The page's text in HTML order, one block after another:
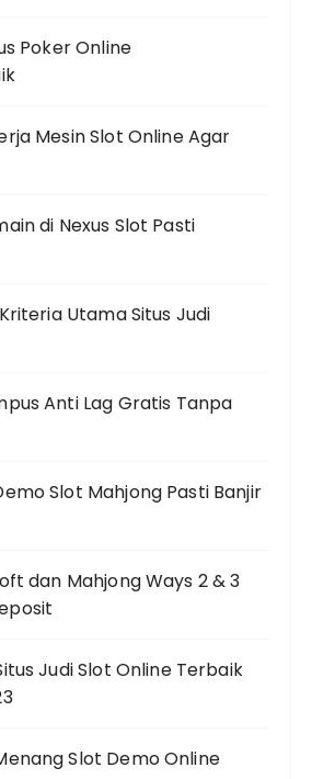
Poker Online
Mesin Slot Online Agar
di Nexus Slot Pasti
Utama Situs Judi
Anti Lag Gratis Tanpa
Slot Mahjong Pasti Banjir
dan Mahjong Ways 2 & 3
Judi Slot Online Terbaik
Slot Demo Online